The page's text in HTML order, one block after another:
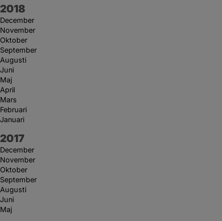
År:
2018
December
November
Oktober
September
Augusti
Juni
Maj
April
Mars
Februari
Januari
År:
2017
December
November
Oktober
September
Augusti
Juni
Maj